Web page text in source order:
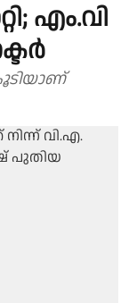
എം.വി